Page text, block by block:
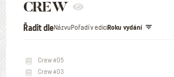
CREW
Řadit dleNázvuPořadí v ediciRoku vydání
Crew #05
Crew #03